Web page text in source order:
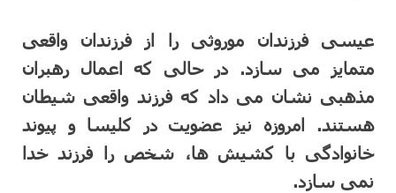
عیسی فرزندان موروثی را از فرزندان واقعی
متمایز می سازد. در حالی که اعمال رهبران
مذهبی نشان می داد که فرزند واقعی شیطان
هستند. امروزه نیز عضویت در کلیسا و پیوند
خانوادگی با کشیش ها، شخص را فرزند خدا
نمی سازد.